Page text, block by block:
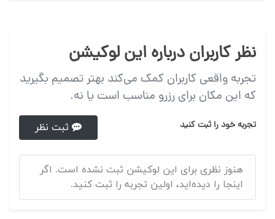
نظر کاربران درباره این لوکیشن
تجربه واقعی کاربران کمک می‌کند بهتر تصمیم بگیرید
که این مکان برای رزرو مناسب است یا نه.
تجربه خود را ثبت کنید
هنوز نظری برای این لوکیشن ثبت نشده است. اگر
اینجا را دیده‌اید، اولین تجربه را ثبت کنید.